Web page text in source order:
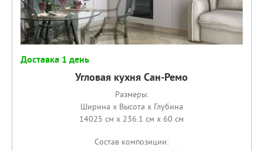
Доставка 1 день
Угловая кухня Сан-Ремо
Размеры:
Ширина x Высота x Глубина
14025 см x 236.1 см x 60 см
Состав композиции: